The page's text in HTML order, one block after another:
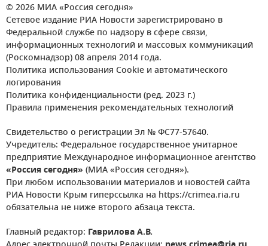
© 2026 МИА «Россия сегодня»
Сетевое издание РИА Новости зарегистрировано в
Федеральной службе по надзору в сфере связи,
информационных технологий и массовых коммуникаций
(Роскомнадзор) 08 апреля 2014 года.
Политика использования Cookie и автоматического
логирования
Политика конфиденциальности (ред. 2023 г.)
Правила применения рекомендательных технологий
Свидетельство о регистрации Эл № ФС77-57640.
Учредитель: Федеральное государственное унитарное
предприятие Международное информационное агентство
«Россия сегодня» (МИА «Россия сегодня»).
При любом использовании материалов и новостей сайта
РИА Новости Крым гиперссылка на https://crimea.ria.ru
обязательна не ниже второго абзаца текста.
Главный редактор: Гаврилова А.В.